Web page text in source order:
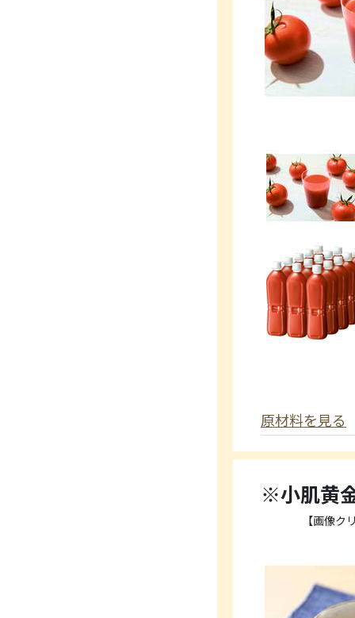
原材料を見る
※小肌黄
【画像ク